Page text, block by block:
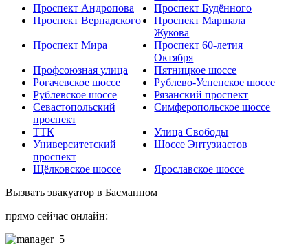
Проспект Андропова
Проспект Будённого
Проспект Вернадского
Проспект Маршала
Жукова
Проспект Мира
Проспект 60-летия
Октября
Профсоюзная улица
Пятницкое шоссе
Рогачевское шоссе
Рублево-Успенское шоссе
Рублевское шоссе
Рязанский проспект
Севастопольский
проспект
Симферопольское шоссе
ТТК
Улица Свободы
Университетский
проспект
Шоссе Энтузиастов
Щёлковское шоссе
Ярославское шоссе
Вызвать эвакуатор в Басманном
прямо сейчас онлайн: